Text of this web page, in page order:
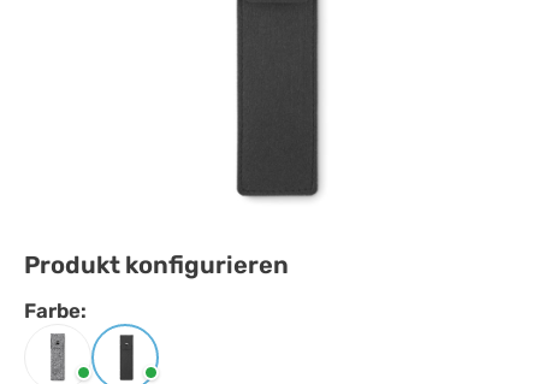
Produkt konfigurieren
Farbe:
Farbe auswählen
Grau Schwarz